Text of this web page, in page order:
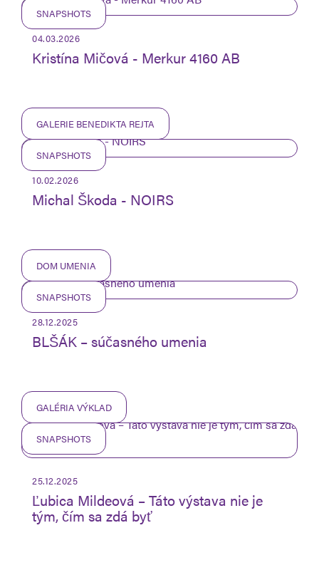
SNAPSHOTS
04.03.2026
Kristína Mičová - Merkur 4160 AB
GALERIE BENEDIKTA REJTA
SNAPSHOTS
10.02.2026
Michal Škoda - NOIRS
DOM UMENIA
SNAPSHOTS
28.12.2025
BLŠÁK – súčasného umenia
GALÉRIA VÝKLAD
SNAPSHOTS
25.12.2025
Ľubica Mildeová – Táto výstava nie je
tým, čím sa zdá byť